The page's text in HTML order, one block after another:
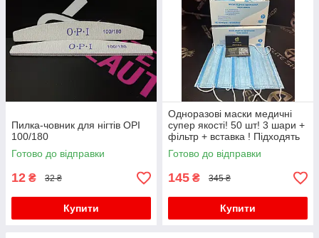
Пилка-човник для нігтів OPI
100/180
Готово до відправки
12 ₴ 32 ₴
Купити
Одноразові маски медичні
супер якості! 50 шт! 3 шари +
фільтр + вставка ! Підходять
дітям для школи!
Готово до відправки
145 ₴ 345 ₴
Купити